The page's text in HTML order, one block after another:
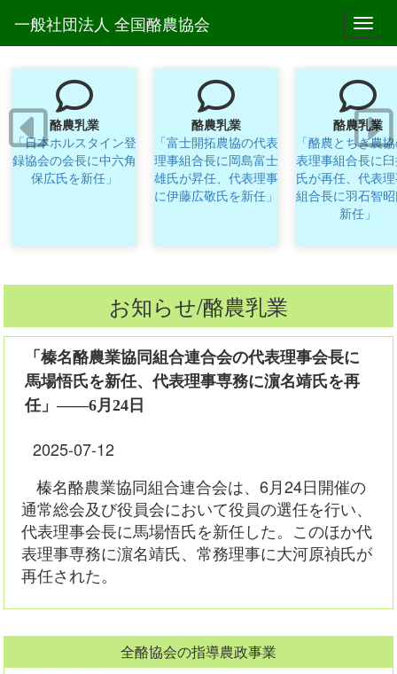
一般社団法人 全国酪農協会
酪農乳業
「日本ホルスタイン登
録協会の会長に中六角
保広氏を新任」
酪農乳業
「富士開拓農協の代表
理事組合長に岡島富士
雄氏が昇任、代表理事
に伊藤広敬氏を新任」
酪農乳業
「酪農とちぎ農
表理事組合長に
氏が再任、代表
組合長に羽石智
新任」
お知らせ/酪農乳業
「榛名酪農業協同組合連合会の代表理事会長に
馬場悟氏を新任、代表理事専務に濵名靖氏を再
任」――6月24日
2025-07-12
榛名酪農業協同組合連合会は、6月24日開催の
通常総会及び役員会において役員の選任を行い、
代表理事会長に馬場悟氏を新任した。このほか代
表理事専務に濵名靖氏、常務理事に大河原禎氏が
再任された。
全酪協会の指導農政事業